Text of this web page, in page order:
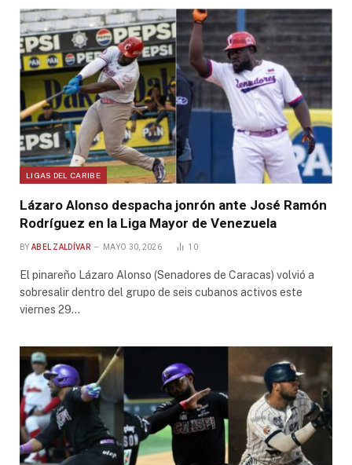
LIGAS DEL CARIBE
Lázaro Alonso despacha jonrón ante José Ramón
Rodríguez en la Liga Mayor de Venezuela
BY ABEL ZALDÍVAR MAYO 30, 2026 10
El pinareño Lázaro Alonso (Senadores de Caracas) volvió a
sobresalir dentro del grupo de seis cubanos activos este
viernes 29…